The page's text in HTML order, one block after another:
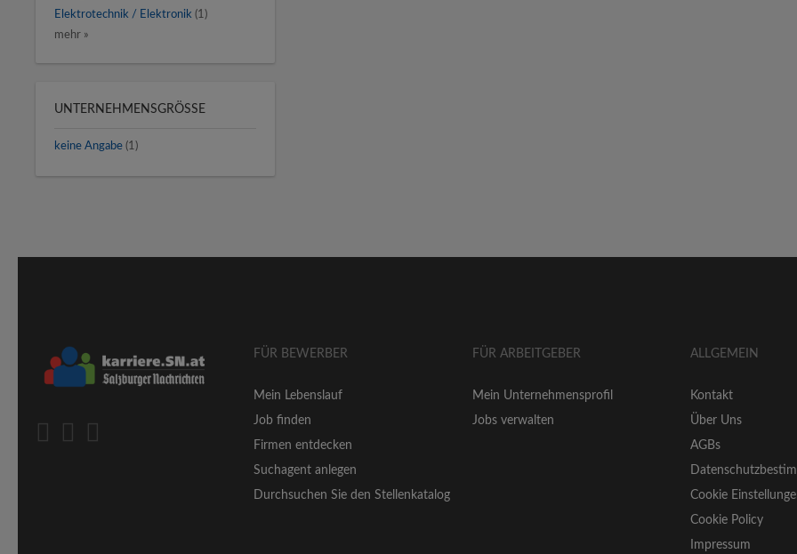
Elektrotechnik / Elektronik (1)
mehr »
UNTERNEHMENSGRÖSSE
keine Angabe (1)
FÜR BEWERBER
Mein Lebenslauf
Job finden
Firmen entdecken
Suchagent anlegen
Durchsuchen Sie den Stellenkatalog
FÜR ARBEITGEBER
Mein Unternehmensprofil
Jobs verwalten
ALLGEMEIN
Kontakt
Über Uns
AGBs
Cookie
Cookie Policy
Impressum